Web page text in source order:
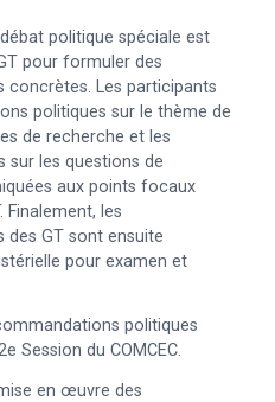
politique spéciale est
pour formuler des
Les participants
politiques sur le thème de
de recherche et les
sur les questions de
aux points focaux
Finalement, les
GT sont ensuite
pour examen et
politiques
Session du COMCEC.
en œuvre des